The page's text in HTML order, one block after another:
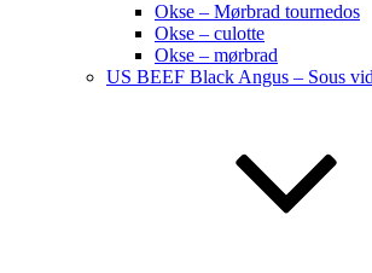
Okse – Mørbrad tournedos
Okse – culotte
Okse – mørbrad
US BEEF Black Angus – Sous